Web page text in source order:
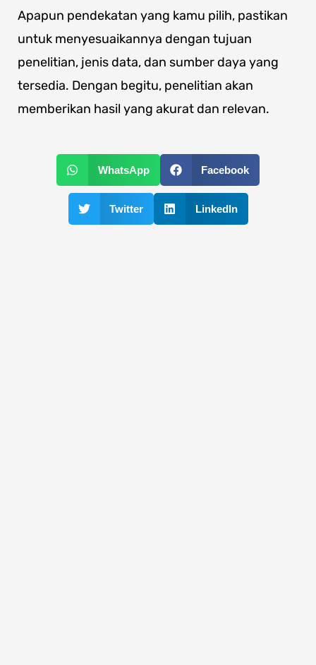
Apapun pendekatan yang kamu pilih, pastikan
untuk menyesuaikannya dengan tujuan
penelitian, jenis data, dan sumber daya yang
tersedia. Dengan begitu, penelitian akan
memberikan hasil yang akurat dan relevan.
WhatsApp Facebook
Twitter LinkedIn